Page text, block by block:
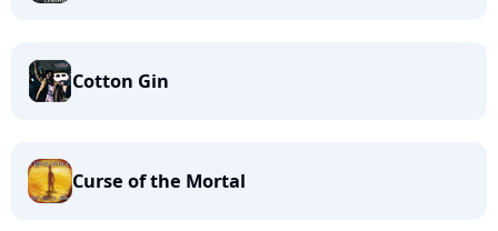
Cotton Gin
Curse of the Mortal